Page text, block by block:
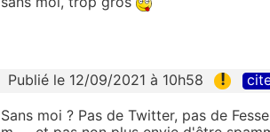
Publié le 12/09/2021 à 10h58 !
Sans moi ? Pas de Twitter, pas de